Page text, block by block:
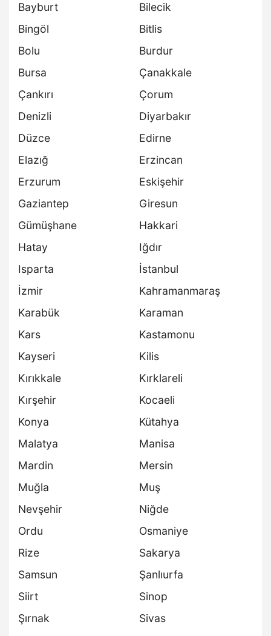
Bayburt
Bilecik
Bingöl
Bitlis
Bolu
Burdur
Bursa
Çanakkale
Çankırı
Çorum
Denizli
Diyarbakır
Düzce
Edirne
Elazığ
Erzincan
Erzurum
Eskişehir
Gaziantep
Giresun
Gümüşhane
Hakkari
Hatay
Iğdır
Isparta
İstanbul
İzmir
Kahramanmaraş
Karabük
Karaman
Kars
Kastamonu
Kayseri
Kilis
Kırıkkale
Kırklareli
Kırşehir
Kocaeli
Konya
Kütahya
Malatya
Manisa
Mardin
Mersin
Muğla
Muş
Nevşehir
Niğde
Ordu
Osmaniye
Rize
Sakarya
Samsun
Şanlıurfa
Siirt
Sinop
Şırnak
Sivas